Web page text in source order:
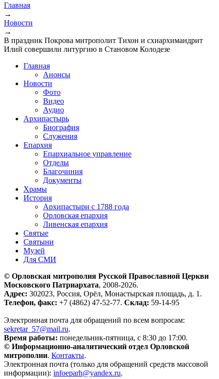
Главная
→
Новости
→
В праздник Покрова митрополит Тихон и схиархимандрит
Илий совершили литургию в Становом Колодезе
Главная
Анонсы
Новости
Фото
Видео
Аудио
Архипастырь
Биография
Служения
Епархия
Епархиальное управление
Отделы
Благочиния
Документы
Храмы
История
Архипастыри с 1788 года
Орловская епархия
Ливенская епархия
Святые
Святыни
Музей
Для СМИ
© Орловская митрополия Русской Православной Церкви
Московского Патриархата, 2008-2026.
Адрес: 302023, Россия, Орёл, Монастырская площадь, д. 1.
Телефон, факс: +7 (4862) 47-52-77. Склад: 59-14-95
Электронная почта для обращений по всем вопросам:
sekretar_57@mail.ru.
Время работы: понедельник-пятница, с 8:30 до 17:00.
© Информационно-аналитический отдел Орловской
митрополии. Контакты.
Электронная почта (только для обращений средств массовой
информации): infoeparh@yandex.ru.